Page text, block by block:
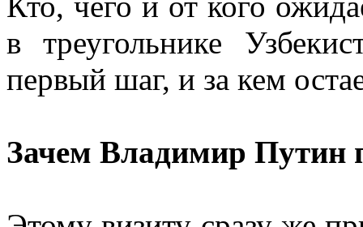
в треугольнике
первый шаг, и за кем
Зачем Владимир Путин